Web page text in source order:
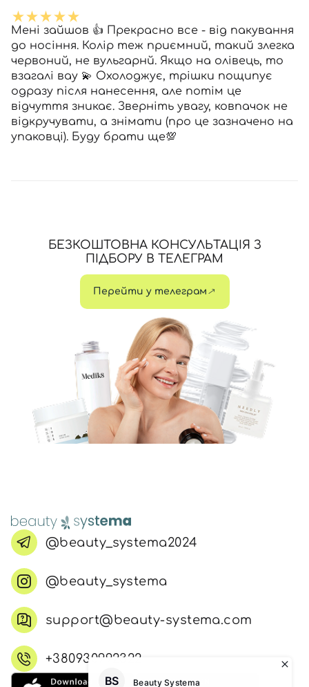
Мені зайшов 👍 Прекрасно все - від пакування
до носіння. Колір теж приємний, такий злегка
червоний, не вульгарнй. Якщо на олівець, то
взагалі вау 💫 Охолоджує, трішки пощипує
одразу після нанесення, але потім це
відчуття зникає. Зверніть увагу, ковпачок не
відкручувати, а знімати (про це зазначено на
упаковці). Буду брати ще💯
БЕЗКОШТОВНА КОНСУЛЬТАЦІЯ З
ПІДБОРУ В ТЕЛЕГРАМ
Перейти у телеграм
@beauty_systema2024
@beauty_systema
support@beauty-systema.com
+380930992322